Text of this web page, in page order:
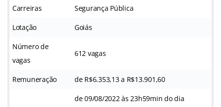
Carreiras Segurança Pública
Lotação Goiás
Número de
vagas
612 vagas
Remuneração de R$6.353,13 a R$13.901,60
de 09/08/2022 às 23h59min do dia